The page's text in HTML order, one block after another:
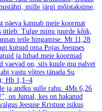
mille järgi mõistaksime,
päeva kannab meie koormat
ütleb: Tulge minu juurde kõik,
teile hingamise. Mt 11,28
kutsud oma Pojas Jeesuses
ja lubad meie koormad
vaevad on, siis kuule mu palvet
vastu võttes tänada Su
Hb 1,1–4
ja andku sulle rahu. 4Ms 6,26
on Jumal, kes on hakanud
Jeesuse Kristuse isikus